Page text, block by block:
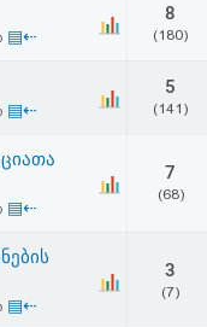
▤⇠
8
(180)
▤⇠
5
(141)
▤⇠
7
(68)
▤⇠
3
(7)